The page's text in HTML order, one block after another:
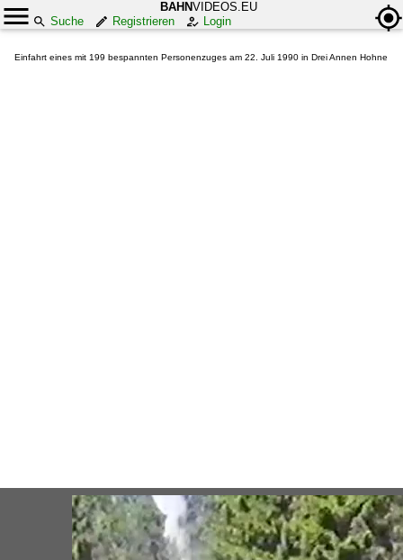
BAHNVIDEOS.EU
Suche
Registrieren Login
Einfahrt eines mit 199 bespannten Personenzuges am 22. Juli 1990 in Drei Annen Hohne